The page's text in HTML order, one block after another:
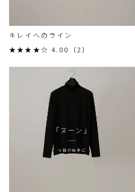
キレイへのライン
★★★★☆ 4.00（2）
「ヌーン」
今日の後半に